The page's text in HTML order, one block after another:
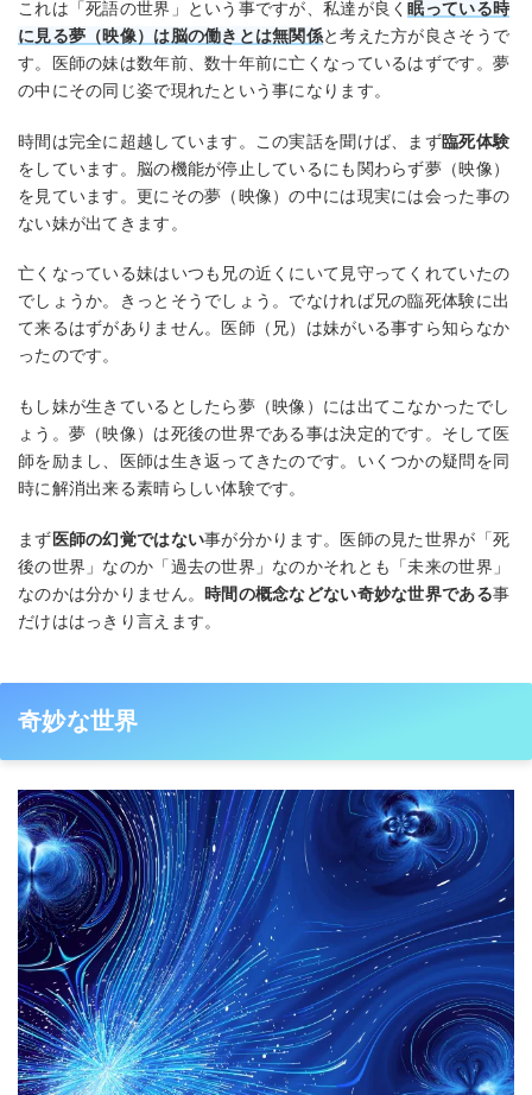
これは「死語の世界」という事ですが、私達が良く眠っている時
に見る夢（映像）は脳の働きとは無関係と考えた方が良さそうで
す。医師の妹は数年前、数十年前に亡くなっているはずです。夢
の中にその同じ姿で現れたという事になります。
時間は完全に超越しています。この実話を聞けば、まず臨死体験
をしています。脳の機能が停止しているにも関わらず夢（映像）
を見ています。更にその夢（映像）の中には現実には会った事の
ない妹が出てきます。
亡くなっている妹はいつも兄の近くにいて見守ってくれていたの
でしょうか。きっとそうでしょう。でなければ兄の臨死体験に出
て来るはずがありません。医師（兄）は妹がいる事すら知らなか
ったのです。
もし妹が生きているとしたら夢（映像）には出てこなかったでし
ょう。夢（映像）は死後の世界である事は決定的です。そして医
師を励まし、医師は生き返ってきたのです。いくつかの疑問を同
時に解消出来る素晴らしい体験です。
まず医師の幻覚ではない事が分かります。医師の見た世界が「死
後の世界」なのか「過去の世界」なのかそれとも「未来の世界」
なのかは分かりません。時間の概念などない奇妙な世界である事
だけははっきり言えます。
奇妙な世界